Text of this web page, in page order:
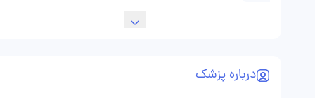
درباره پزشک